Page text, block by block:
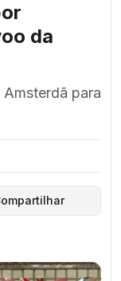
da
para